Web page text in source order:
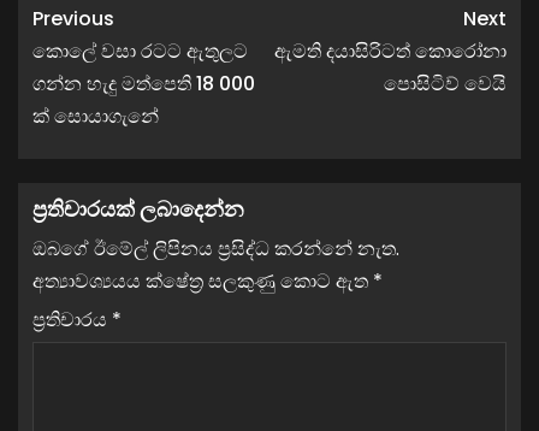
Previous
කොලේ වසා රටට ඇතුලට
ගන්න හැදු මත්පෙති 18 000
ක් සොයාගැනේ
Next
ඇමති දයාසිරිටත් කොරෝනා
පොසිටිව් වෙයි
ප්‍රතිචාරයක් ලබාදෙන්න
ඔබගේ ඊමේල් ලිපිනය ප්‍රසිද්ධ කරන්නේ නැත.
අත්‍යාවශ්‍යයය ක්ෂේත්‍ර සලකුණු කොට ඇත *
ප්‍රතිචාරය *